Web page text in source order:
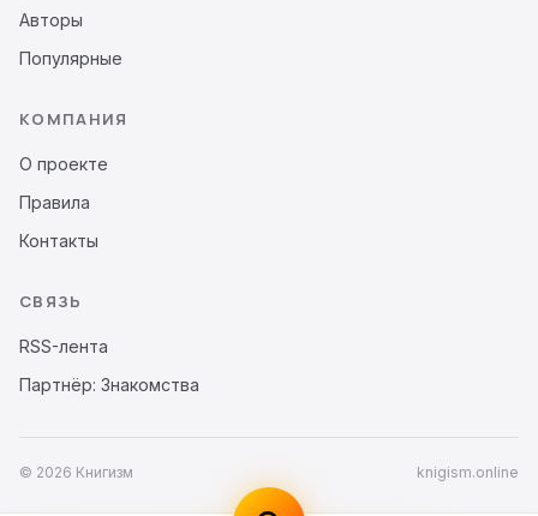
Авторы
Популярные
КОМПАНИЯ
О проекте
Правила
Контакты
СВЯЗЬ
RSS-лента
Партнёр: Знакомства
© 2026 Книгизм knigism.online